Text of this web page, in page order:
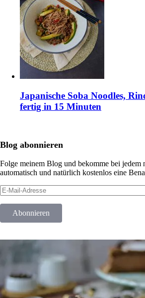
Japanische Soba Noodles,
fertig in 15 Minuten
Blog abonnieren
Folge meinem Blog und bekomme bei jedem
automatisch und natürlich kostenlos eine
E-
Mail-
Adresse
Abonnieren